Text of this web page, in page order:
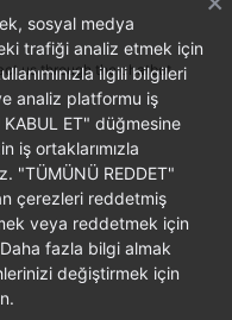
us through the chatbot.
sosyal medya
trafiği analiz etmek için
ilgili bilgileri
analiz platformu iş
KABUL ET" düğmesine
iş ortaklarımızla
"TÜMÜNÜ REDDET"
çerezleri reddetmiş
veya reddetmek için
fazla bilgi almak
değiştirmek için